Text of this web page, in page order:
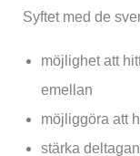
Syftet med de
möjlighet att
emellan
möjliggöra att
stärka